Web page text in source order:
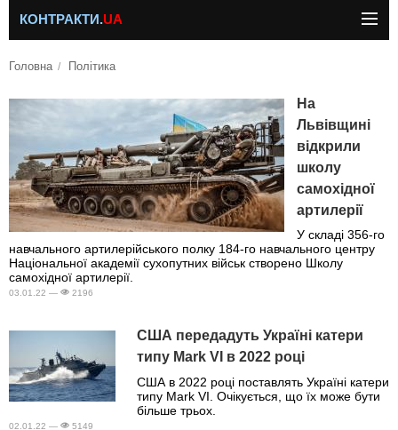
КОНТРАКТИ.UA
Головна Політика
На
Львівщині
відкрили
школу
самохідної
артилерії
У складі 356-го
навчального артилерійського полку 184-го навчального центру
Національної академії сухопутних військ створено Школу
самохідної артилерії.
03.01.22 — 2196
США передадуть Україні катери
типу Mark VI в 2022 році
США в 2022 році поставлять Україні катери
типу Mark VI. Очікується, що їх може бути
більше трьох.
02.01.22 — 5149